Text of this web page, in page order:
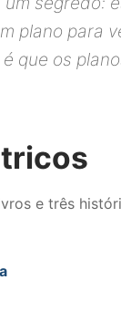
plano para
que os
e três